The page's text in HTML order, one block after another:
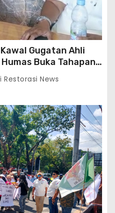
Gugatan Ahli
Buka Tahapan
Restorasi News